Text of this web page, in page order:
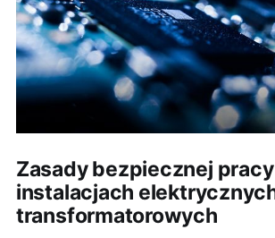
Zasady bezpiecznej
instalacjach
transformatorowych